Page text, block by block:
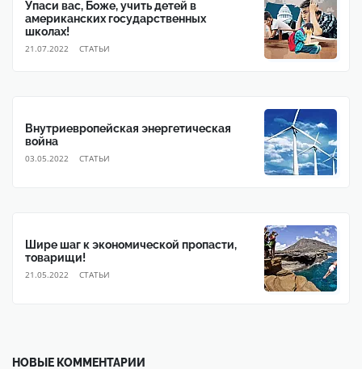
Упаси вас, Боже, учить детей в
американских государственных
школах!
21.07.2022 CТАТЬИ
Внутриевропейская энергетическая
война
03.05.2022 CТАТЬИ
Шире шаг к экономической пропасти,
товарищи!
21.05.2022 CТАТЬИ
НОВЫЕ КОММЕНТАРИИ